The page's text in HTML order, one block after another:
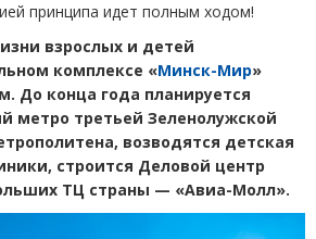
принципа идет полным ходом!
взрослых и детей
комплексе «Минск-Мир»
До конца года планируется
метро третьей Зеленолужской
возводятся детская
строится Деловой центр
ТЦ страны — «Авиа-Молл».